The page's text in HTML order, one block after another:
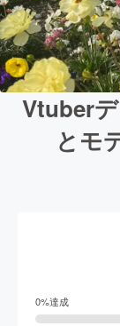
Vtuber
とモ
0%達成